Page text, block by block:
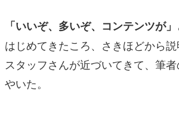
「いいぞ、多いぞ、コンテンツが」
はじめてきたころ、さきほどから
スタッフさんが近づいてきて、筆
やいた。